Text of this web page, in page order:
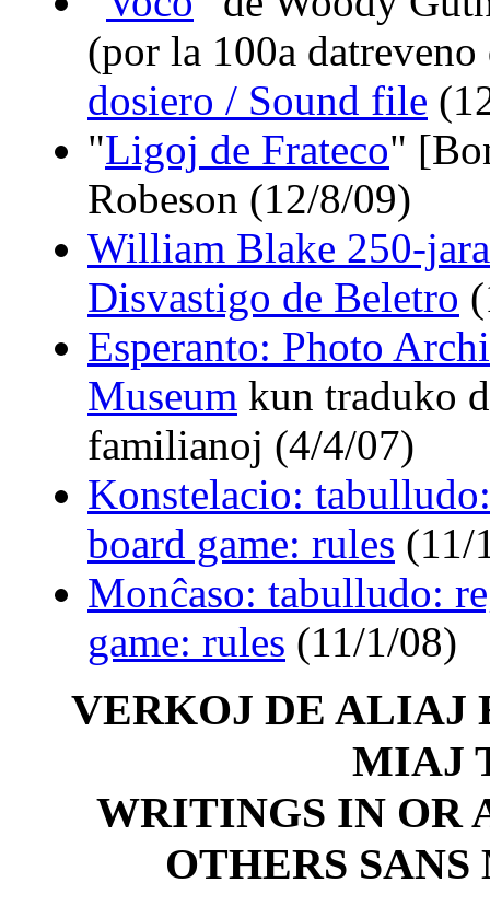
(por la 100a
dosiero / Sound file
"Ligoj de Frateco"
Robeson (12/8/09)
William Blake 250-
Disvastigo de Beletro
Esperanto: Photo
Museum kun traduko
familianoj (4/4/07)
Konstelacio:
board game: rules (11/
Monĉaso: tabulludo:
game: rules (11/1/08)
VERKOJ DE ALIAJ
MIAJ
WRITINGS IN OR
OTHERS